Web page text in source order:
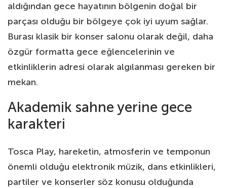
aldığından gece hayatının bölgenin doğal bir
parçası olduğu bir bölgeye çok iyi uyum sağlar.
Burası klasik bir konser salonu olarak değil, daha
özgür formatta gece eğlencelerinin ve
etkinliklerin adresi olarak algılanması gereken bir
mekan.
Akademik sahne yerine gece
karakteri
Tosca Play, hareketin, atmosferin ve temponun
önemli olduğu elektronik müzik, dans etkinlikleri,
partiler ve konserler söz konusu olduğunda